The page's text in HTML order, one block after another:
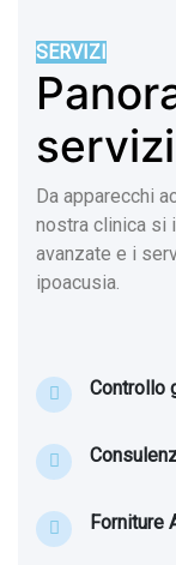
SERVIZI
Da apparecchi
nostra clinica si
avanzate e i
ipoacusia.
Controllo
Forniture